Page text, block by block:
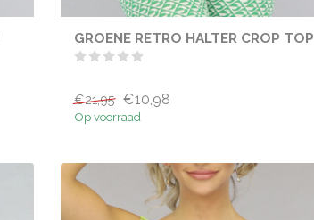
GROENE RETRO HALTER CROP TOP
€21,95 €10,98
Op voorraad